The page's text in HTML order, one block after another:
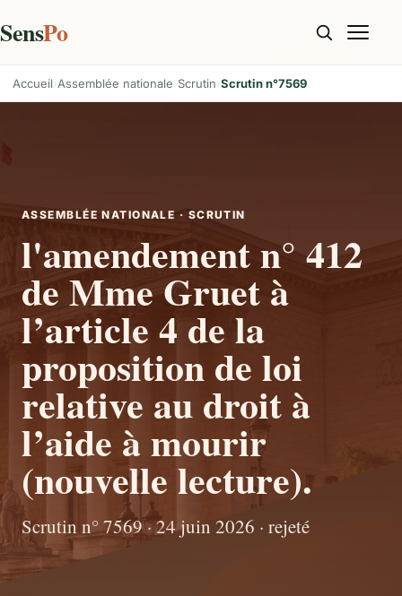
SensPo
Accueil Assemblée nationale Scrutin Scrutin n°7569
ASSEMBLÉE NATIONALE · SCRUTIN
l'amendement n° 412
de Mme Gruet à
l’article 4 de la
proposition de loi
relative au droit à
l’aide à mourir
(nouvelle lecture).
Scrutin n° 7569 · 24 juin 2026 · rejeté